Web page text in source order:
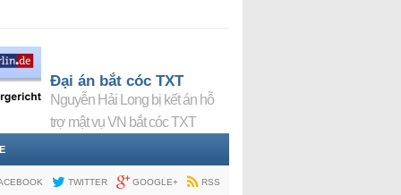
Đại án bắt cóc TXT
Nguyễn Hải Long bị kết án hỗ
trợ mật vụ VN bắt cóc TXT
TWITTER GOOGLE+ RSS